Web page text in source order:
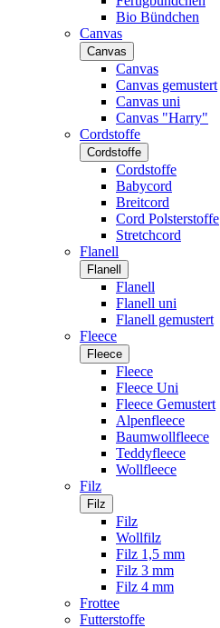
Bio Bündchen
Canvas
Canvas
Canvas
Canvas gemustert
Canvas uni
Canvas "Harry"
Cordstoffe
Cordstoffe
Cordstoffe
Babycord
Breitcord
Cord Polsterstoffe
Stretchcord
Flanell
Flanell
Flanell
Flanell uni
Flanell gemustert
Fleece
Fleece
Fleece
Fleece Uni
Fleece Gemustert
Alpenfleece
Baumwollfleece
Teddyfleece
Wollfleece
Filz
Filz
Filz
Wollfilz
Filz 1,5 mm
Filz 3 mm
Filz 4 mm
Frottee
Futterstoffe